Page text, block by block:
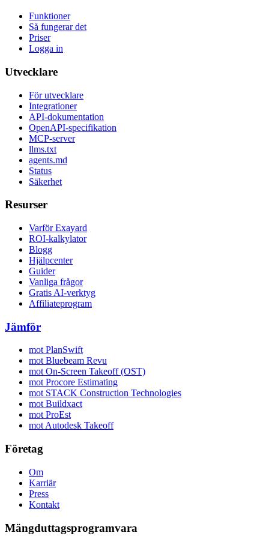
Funktioner
Så fungerar det
Priser
Logga in
Utvecklare
För utvecklare
Integrationer
API-dokumentation
OpenAPI-specifikation
MCP-server
llms.txt
agents.md
Status
Säkerhet
Resurser
Varför Exayard
ROI-kalkylator
Blogg
Hjälpcenter
Guider
Vanliga frågor
Gratis AI-verktyg
Affiliateprogram
Jämför
mot PlanSwift
mot Bluebeam Revu
mot On-Screen Takeoff (OST)
mot Procore Estimating
mot STACK Construction Technologies
mot Buildxact
mot ProEst
mot Autodesk Takeoff
Företag
Om
Karriär
Press
Kontakt
Mängduttagsprogramvara